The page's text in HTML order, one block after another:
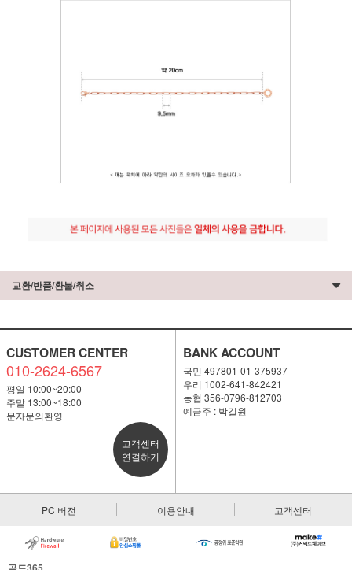
교환/반품/환불/취소
CUSTOMER CENTER
010-2624-6567
평일 10:00~20:00
주말 13:00~18:00
문자문의환영
고객센터
연결하기
BANK ACCOUNT
국민 497801-01-375937
우리 1002-641-842421
농협 356-0796-812703
예금주 : 박길원
PC 버전 이용안내 고객센터